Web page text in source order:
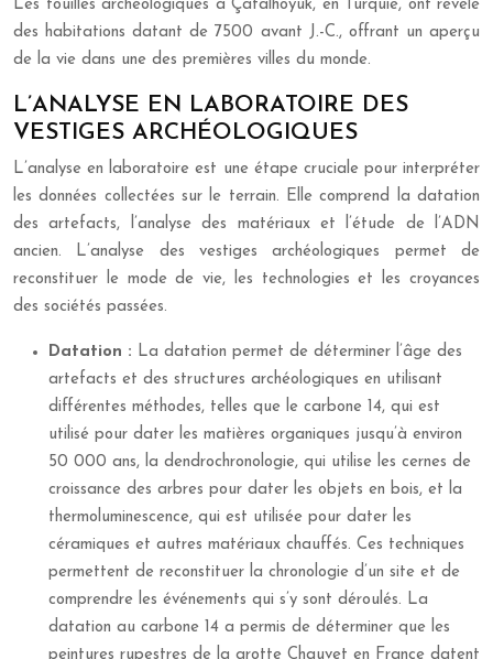
Les fouilles archéologiques à Çatalhöyük, en Turquie, ont révélé
des habitations datant de 7500 avant J.-C., offrant un aperçu
de la vie dans une des premières villes du monde.
L’ANALYSE EN LABORATOIRE DES
VESTIGES ARCHÉOLOGIQUES
L’analyse en laboratoire est une étape cruciale pour interpréter
les données collectées sur le terrain. Elle comprend la datation
des artefacts, l’analyse des matériaux et l’étude de l’ADN
ancien. L’analyse des vestiges archéologiques permet de
reconstituer le mode de vie, les technologies et les croyances
des sociétés passées.
Datation : La datation permet de déterminer l’âge des
artefacts et des structures archéologiques en utilisant
différentes méthodes, telles que le carbone 14, qui est
utilisé pour dater les matières organiques jusqu’à environ
50 000 ans, la dendrochronologie, qui utilise les cernes de
croissance des arbres pour dater les objets en bois, et la
thermoluminescence, qui est utilisée pour dater les
céramiques et autres matériaux chauffés. Ces techniques
permettent de reconstituer la chronologie d’un site et de
comprendre les événements qui s’y sont déroulés. La
datation au carbone 14 a permis de déterminer que les
peintures rupestres de la grotte Chauvet en France datent